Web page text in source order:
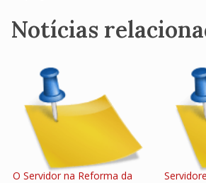
Notícias
O Servidor na Reforma da